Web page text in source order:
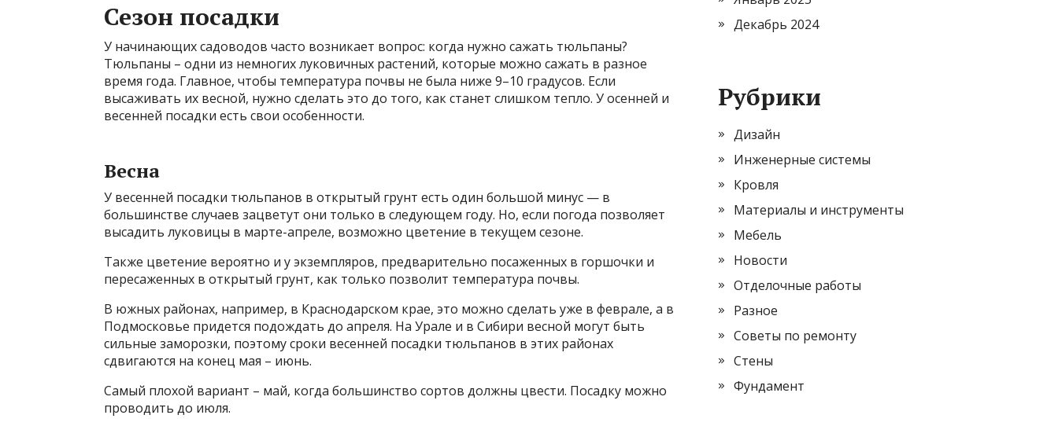
Сезон посадки
У начинающих садоводов часто возникает вопрос: когда нужно сажать тюльпаны?
Тюльпаны – одни из немногих луковичных растений, которые можно сажать в разное
время года. Главное, чтобы температура почвы не была ниже 9–10 градусов. Если
высаживать их весной, нужно сделать это до того, как станет слишком тепло. У осенней и
весенней посадки есть свои особенности.
Весна
У весенней посадки тюльпанов в открытый грунт есть один большой минус — в
большинстве случаев зацветут они только в следующем году. Но, если погода позволяет
высадить луковицы в марте-апреле, возможно цветение в текущем сезоне.
Также цветение вероятно и у экземпляров, предварительно посаженных в горшочки и
пересаженных в открытый грунт, как только позволит температура почвы.
В южных районах, например, в Краснодарском крае, это можно сделать уже в феврале, а в
Подмосковье придется подождать до апреля. На Урале и в Сибири весной могут быть
сильные заморозки, поэтому сроки весенней посадки тюльпанов в этих районах
сдвигаются на конец мая – июнь.
Самый плохой вариант – май, когда большинство сортов должны цвести. Посадку можно
проводить до июля.
Декабрь 2024
Рубрики
Дизайн
Инженерные системы
Кровля
Материалы и инструменты
Мебель
Новости
Отделочные работы
Разное
Советы по ремонту
Стены
Фундамент